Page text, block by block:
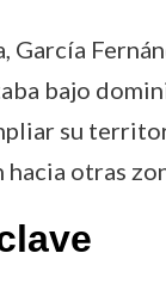
García
bajo
su
otras